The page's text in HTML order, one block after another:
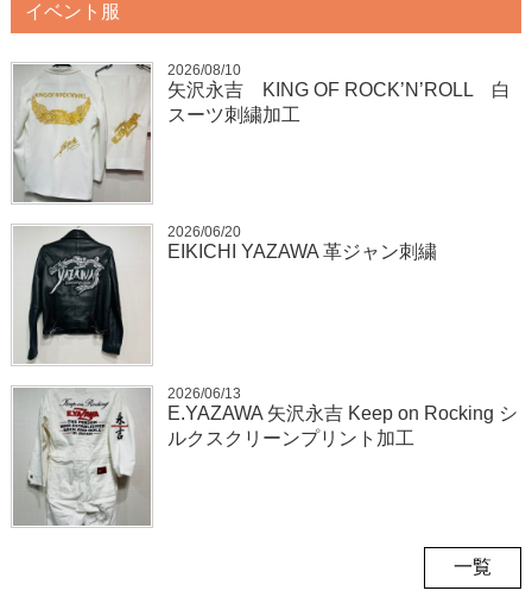
イベント服
2026/08/10
矢沢永吉 KING OF ROCK’N’ROLL 白
スーツ刺繍加工
2026/06/20
EIKICHI YAZAWA 革ジャン刺繍
2026/06/13
E.YAZAWA 矢沢永吉 Keep on Rocking シ
ルクスクリーンプリント加工
一覧